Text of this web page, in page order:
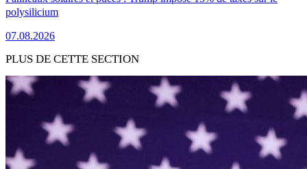
polysilicium
07.08.2026
PLUS DE CETTE SECTION